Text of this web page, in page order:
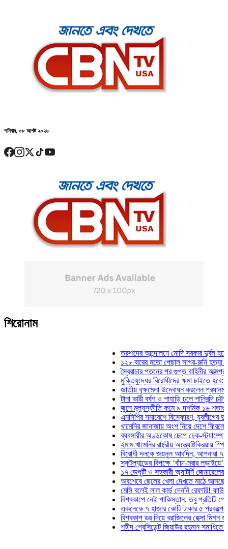
শনিবার, ০৮ আগষ্ট ২০২৬
শিরোনাম
তরুণদের আন্দোলনে মোদি সরকার দুর্বল হয়েছে:
১২৮ বারের মতো পেছাল সাগর-রুনি হত্যা মামলার
স্বৈরাচার পতনের পর গুপ্ত বাহিনীর আত্মপ্রকাশ:
মুক্তিযুদ্ধের বিরোধীদের ক্ষমা চাইতে হবে:
জাতীয় বৃক্ষমেলা উদ্বোধন করলেন প্রধানমন্ত্রী
টানা ভারী বর্ষণ ও পাহাড়ি ঢলে পানিবন্দি চট্টগ্রামে
জুনে মূল্যস্ফীতি কমে ৯ দশমিক ১৬ শতাংশ
এনসিপির সমাবেশে বিস্ফোরণ, যুবলীগের দুই
খামেনির জানাজায় অংশ নিয়ে দেশে ফিরলেন
ব্যবসায়ীর অণ্ডকোষ চেপে চেক-স্ট্যাম্পে স্বাক্ষর
ইমাম খামেনির রাষ্ট্রীয় অন্ত্যেষ্টিক্রিয়ায় স্পিকারের
বিরোধী দলকে জয়নুল আবদিন, আপনারা ৭১ সালে
স্কটল্যান্ডের বিপক্ষে ‘বাঁচা-মরার লড়াইয়ে’ মাঠে
১৭ ডেপুটি ও সহকারী অ্যাটর্নি জেনারেলের পদত্যাগ
অবশেষে ছেলের খেলা দেখতে মাঠে আসছেন
মেসি বলেই লাল কার্ড দেননি রেফারি! ফাউল নিয়ে
বিশ্বকাপে নেই পাকিস্তান, তবু প্রতিটি গোলে
একনেকে ৭ হাজার কোটি টাকার ৫ প্রকল্পের
বিশ্বকাপ ড্র দিয়ে ব্রাজিলের হেক্সা মিশন শুরু
শহীদ প্রেসিডেন্ট জিয়াউর রহমান সমাধিতে যুবদলের